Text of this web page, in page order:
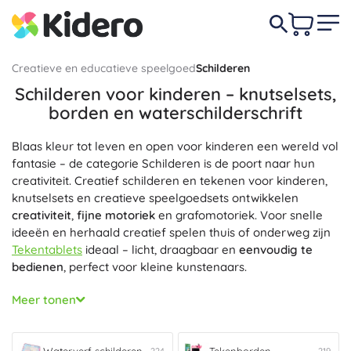
Creatieve en educatieve speelgoedSchilderen
Schilderen voor kinderen – knutselsets,
borden en waterschilderschrift
Blaas kleur tot leven en open voor kinderen een wereld vol
fantasie – de categorie Schilderen is de poort naar hun
creativiteit. Creatief schilderen en tekenen voor kinderen,
knutselsets en creatieve speelgoedsets ontwikkelen
creativiteit, fijne motoriek en grafomotoriek. Voor snelle
ideeën en herhaald creatief spelen thuis of onderweg zijn
Tekentablets ideaal – licht, draagbaar en eenvoudig te
bedienen, perfect voor kleine kunstenaars.
Wil je een groot tekenoppervlak en ruimte om schrijven te
oefenen?Borden
pengreep
, bieden dubbelzijdig schrijven, snel wissen en
Meer tonen